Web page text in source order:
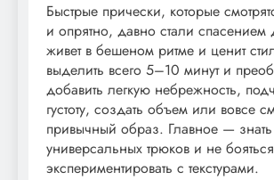
Быстрые прически, которые
и опрятно, давно стали спасением
живет в бешеном ритме и ценит
выделить всего 5–10 минут и
добавить легкую небрежность,
густоту, создать объем или вовсе
привычный образ. Главное —
универсальных трюков и не бояться
экспериментировать с текстурами.